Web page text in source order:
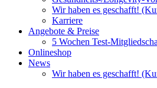
Wir haben es geschafft!
Karriere
Angebote & Preise
5 Wochen Test-
Onlineshop
News
Wir haben es geschafft!